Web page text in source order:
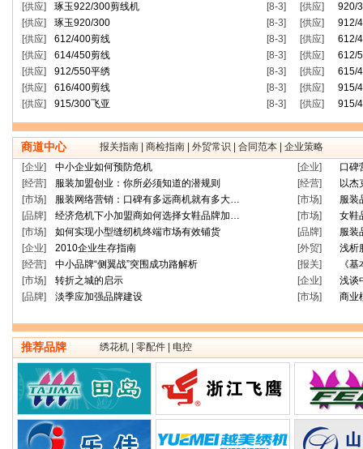
[供应]
琢玉922/300剪线机 [8-3] [供应]
920/
[供应]
琢玉920/300 [8-3] [供应]
912/
[供应]
612/400剪线 [8-3] [供应]
612/
[供应]
614/450剪线 [8-3] [供应]
612/
[供应]
912/550平绣 [8-3] [供应]
615/
[供应]
616/400剪线 [8-3] [供应]
915/
[供应]
915/300飞亚 [8-3] [供应] 915/
商道中心 报关指南 商检指南 外贸常识 合同范本
企业策略
[企业]
中小企业如何预防危机 [企业]
口碑
[经营]
服装加盟创业：你所必须知道的潜规则 [经营]
以杰
[市场]
服装网络营销：口碑有多远商机就有多大… [市场]
服装
[品牌]
经济危机下小加盟商如何选择女鞋品牌加… [市场]
女鞋
[市场]
如何实现小型缝纫机终端市场有效铺货 [品牌]
服装
[企业]
2010企业生存指南 [外贸]
浅析
[经营]
中小品牌“侧翼战”突围成功路解析 [报关]
《
[市场]
转折之城的启示 [企业]
浅谈
[品牌]
淡季应加强品牌建设 [市场] 商业
推荐品牌 绣花机 | 零配件 | 电控